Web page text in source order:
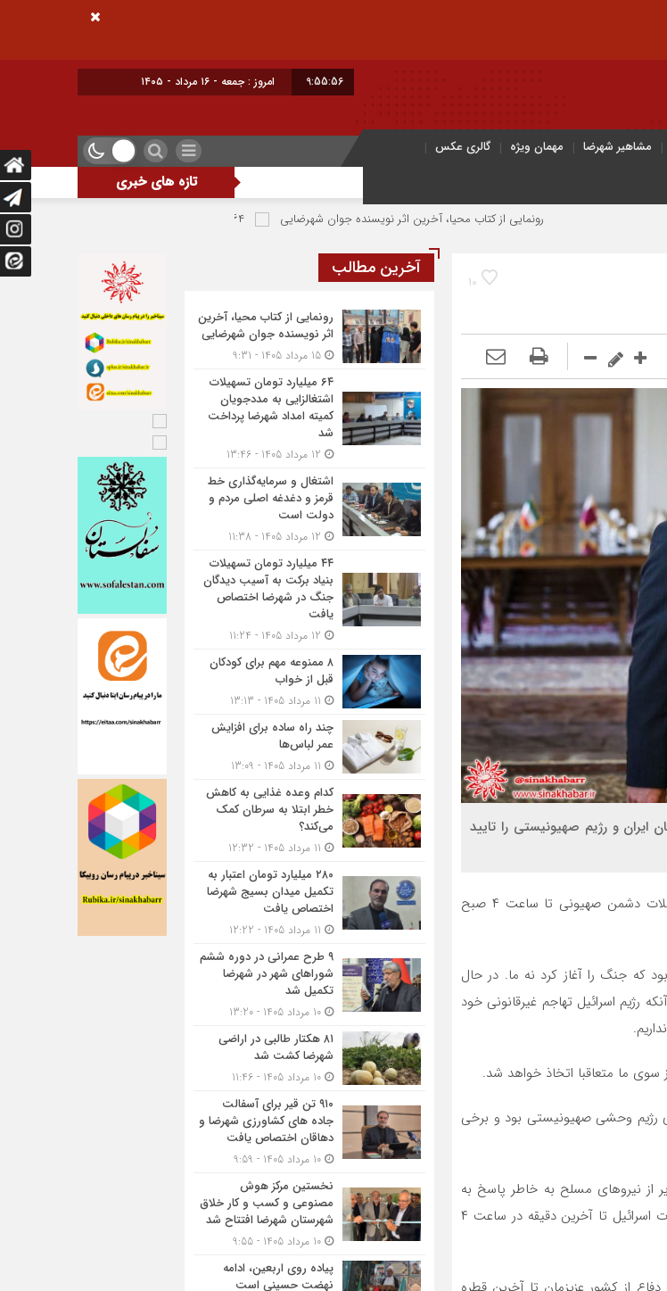
9:55:57 امروز : جمعه - ۱۶ مرداد - ۱۴۰۵
مشاهیر شهرضا مهمان ویژه
گالری عکس
تازه های خبری
رونمایی از کتاب محیا، آخرین اثر نویسنده جوان شهرضایی ۶۴ میلیارد تومان تسهیلات اشتغالزایی به مددجویان کمیته امداد شهرضا پرداخت شد
10
ایران و رژیم صهیونیستی را تایید
به گزارش سیناخبر سید عباس عراقچی وزیر امور خارجه در پیامی اعلام کرد اگر حملات دشمن صهیونی تا ساعت ۴ صبح
که جنگ را آغاز کرد نه ما. در حال
اسرائیل تهاجم غیرقانونی خود
ما متعاقبا اتخاذ خواهد شد.
رژیم وحشی صهیونیستی بود و برخی
از نیرو‌های مسلح به خاطر پاسخ به
دشمن تا آخرین لحظه گفت: عملیات نظامی نیرو‌های مسلح قدرتمند ما برای مجازات اسرائیل تا آخرین دقیقه در ساعت ۴
آخرین مطالب
رونمایی از کتاب محیا، آخرین
اثر نویسنده جوان شهرضایی
۶۴ میلیارد تومان تسهیلات
اشتغالزایی به مددجویان
کمیته امداد شهرضا پرداخت
شد
اشتغال و سرمایه‌گذاری خط
قرمز و دغدغه اصلی مردم و
دولت است
۴۴ میلیارد تومان تسهیلات
بنیاد برکت به آسیب دیدگان
جنگ در شهرضا اختصاص
یافت
۸ ممنوعه مهم برای کودکان
قبل از خواب
چند راه ساده برای افزایش
عمر لباس‌ها
کدام وعده غذایی به کاهش
خطر ابتلا به سرطان کمک
می‌کند؟
۲۸۰ میلیارد تومان اعتبار به
تکمیل میدان بسیج شهرضا
اختصاص یافت
۹ طرح عمرانی در دوره ششم
شوراهای شهر در شهرضا
تکمیل شد
۸۱ هکتار طالبی در اراضی
شهرضا کشت شد
۹۱۰ تن قیر برای آسفالت
جاده های کشاورزی شهرضا و
دهاقان اختصاص یافت
نخستین مرکز هوش
مصنوعی و کسب‌ و کار خلاق
شهرستان شهرضا افتتاح شد
پیاده روی اربعین، ادامه
نهضت حسینی است